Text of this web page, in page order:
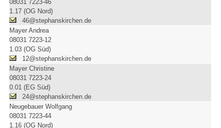
08031 7223-46
1.17 (OG Nord)
46@stephanskirchen.de
Mayer Andrea
08031 7223-12
1.03 (OG Süd)
12@stephanskirchen.de
Mayer Christine
08031 7223-24
0.01 (EG Süd)
24@stephanskirchen.de
Neugebauer Wolfgang
08031 7223-44
1.16 (OG Nord)